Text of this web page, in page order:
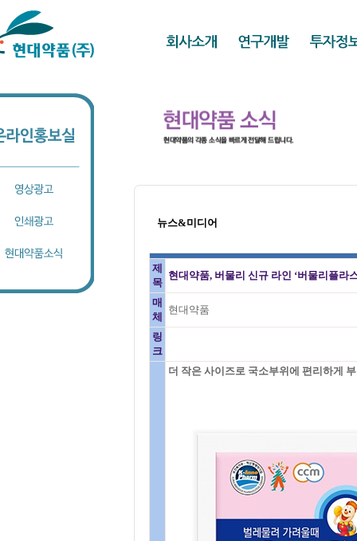
뉴스&미디어
제
목
현대약품, 버물리 신규 라인 ‘버물리플라
매
체
현대약품
링
크
더 작은 사이즈로 국소부위에 편리하게